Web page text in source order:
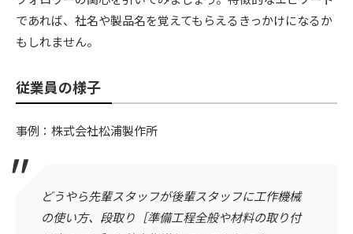
であれば、社名や製品名を覚えてもらえるきっかけになるか
もしれません。
従業員の様子
事例：株式会社松浦製作所
どうやら先輩スタッフが後輩スタッフに工作機械
の使い方、段取り［準備工程全般や材料の取り付